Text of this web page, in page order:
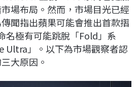
I
n
n
k
場布局。然而，市場目光已經
聞指出蘋果可能會推出首款摺
名極有可能跳脫「Fold」系
Ultra」。以下為市場觀察者認
大原因。